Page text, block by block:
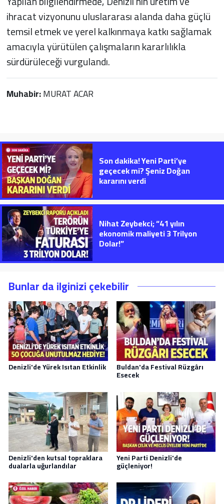
ihracat vizyonunu uluslararası alanda daha güçlü
temsil etmek ve yerel kalkınmaya katkı sağlamak
amacıyla yürütülen çalışmaların kararlılıkla
sürdürüleceği vurgulandı.
Muhabir:MURAT ACAR
Son dakika! Yeni Parti’ye
geçecek mi? Şeniz Doğan
kararını verdi
Nihat Zeybekci; “41 yılın
ekonomik maliyeti 3 Trilyon
Dolar!”
Bunlar da ilginizi çekebilir
Denizli'de Yürek Isıtan Etkinlik Buldan'da Festival Rüzgârı
Esecek
Denizli'den kutsal topraklara
dualarla uğurlandılar
Yeni Parti Denizli'de
güçleniyor!